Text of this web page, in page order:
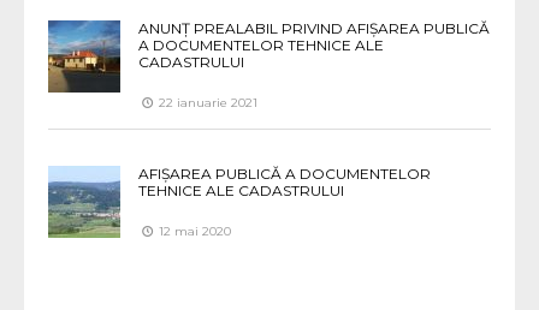
ANUNȚ PREALABIL PRIVIND AFIȘAREA PUBLICĂ
A DOCUMENTELOR TEHNICE ALE
CADASTRULUI
22 ianuarie 2021
AFIȘAREA PUBLICĂ A DOCUMENTELOR
TEHNICE ALE CADASTRULUI
12 mai 2020